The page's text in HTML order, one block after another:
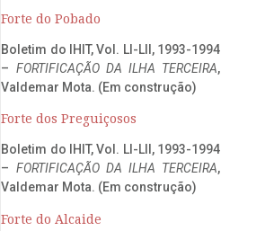
Forte do Pobado
Boletim do IHIT, Vol. LI-LII, 1993-1994
– FORTIFICAÇÃO DA ILHA TERCEIRA,
Valdemar Mota. (Em construção)
Forte dos Preguiçosos
Boletim do IHIT, Vol. LI-LII, 1993-1994
– FORTIFICAÇÃO DA ILHA TERCEIRA,
Valdemar Mota. (Em construção)
Forte do Alcaide